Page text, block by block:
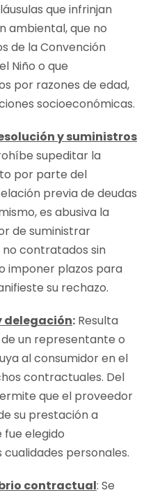
que infrinjan
ambiental, que no
de la Convención
Niño o que
por razones de edad,
socioeconómicas.
y suministros
supeditar la
por parte del
previa de deudas
es abusiva la
de suministrar
contratados sin
imponer plazos para
su rechazo.
delegación: Resulta
un representante o
al consumidor en el
contractuales. Del
que el proveedor
su prestación a
elegido
personales.
contractual: Se